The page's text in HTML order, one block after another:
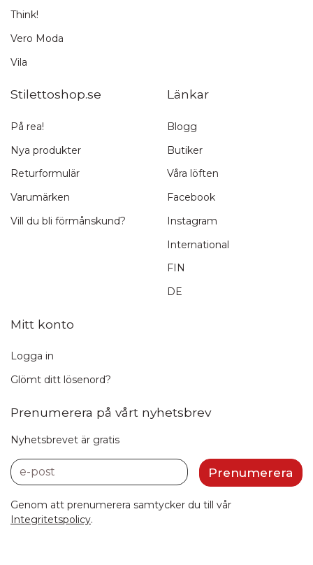
Think!
Vero Moda
Vila
Stilettoshop.se
På rea!
Nya produkter
Returformulär
Varumärken
Vill du bli förmånskund?
Länkar
Blogg
Butiker
Våra löften
Facebook
Instagram
International
FIN
DE
Mitt konto
Logga in
Glömt ditt lösenord?
Prenumerera på vårt nyhetsbrev
Nyhetsbrevet är gratis
e-post
Prenumerera
Genom att prenumerera samtycker du till vår
Integritetspolicy.